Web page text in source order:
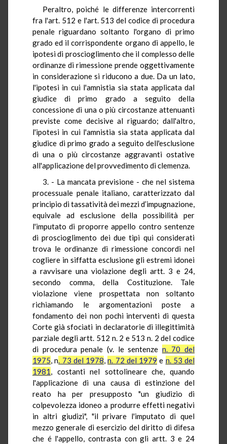
Peraltro, poiché le differenze intercorrenti
fra l'art. 512 e l'art. 513 del codice di procedura
penale riguardano soltanto l'organo di primo
grado ed il corrispondente organo di appello, le
ipotesi di proscioglimento che il complesso delle
ordinanze di rimessione prende oggettivamente
in considerazione si riducono a due. Da un lato,
l'ipotesi in cui l'amnistia sia stata applicata dal
giudice di primo grado a seguito della
concessione di una o più circostanze attenuanti
previste come decisive al riguardo; dall'altro,
l'ipotesi in cui l'amnistia sia stata applicata dal
giudice di primo grado a seguito dell'esclusione
di una o più circostanze aggravanti ostative
all'applicazione del provvedimento di clemenza.
3. - La mancata previsione - che nel sistema
processuale penale italiano, caratterizzato dal
principio di tassatività dei mezzi d’impugnazione,
equivale ad esclusione della possibilità per
l'imputato di proporre appello contro sentenze
di proscioglimento dei due tipi qui considerati
trova le ordinanze di rimessione concordi nel
cogliere in siffatta esclusione gli estremi idonei
a ravvisare una violazione degli artt. 3 e 24,
secondo comma, della Costituzione. Tale
violazione viene prospettata non soltanto
richiamando le argomentazioni poste a
fondamento dei non pochi interventi di questa
Corte già sfociati in declaratorie di illegittimità
parziale degli artt. 512 n. 2 e 513 n. 2 del codice
di procedura penale (v. le sentenze n. 70 del
1975, n. 73 del 1978,n. 72 del 1979 e n. 53 del
1981, costanti nel sottolineare che, quando
l'applicazione di una causa di estinzione del
reato ha per presupposto "un giudizio di
colpevolezza idoneo a produrre effetti negativi
in altri giudizi", "il privare l'imputato di quel
mezzo generale di esercizio del diritto di difesa
che é l'appello, contrasta con gli artt. 3 e 24